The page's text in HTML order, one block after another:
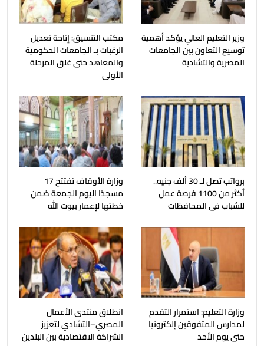
وزير التعليم العالي يؤكد أهمية
توسيع التعاون بين الجامعات
المصرية والتشادية
مكتب التنسيق: إتاحة تعديل
الرغبات بـ الجامعات الحكومية
والمعاهد حتى غلق المرحلة
الأولى
برواتب تصل لـ 30 ألف جنيه..
أكثر من 1100 فرصة عمل
للشباب فى المحافظات
وزارة الأوقاف تفتتح 17
مسجدًا اليوم الجمعة ضمن
خطتها لإعمار بيوت الله
وزارة التعليم: استمرار التقدم
لمدارس المتفوقين إلكترونيا
حتى يوم الأحد
انطلاق منتدى الأعمال
المصري–التشادي لتعزيز
الشراكة الاقتصادية بين البلدين